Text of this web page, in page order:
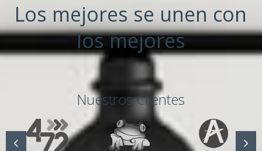
Los mejores se unen con
los mejores
Nuestros Clientes